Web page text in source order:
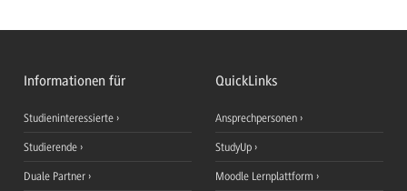
Informationen für
Studieninteressierte
Studierende
Duale Partner
QuickLinks
Ansprechpersonen
StudyUp
Moodle Lernplattform